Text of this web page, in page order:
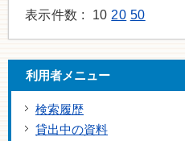
表示件数 : 10 20 50
利用者メニュー
検索履歴
貸出中の資料